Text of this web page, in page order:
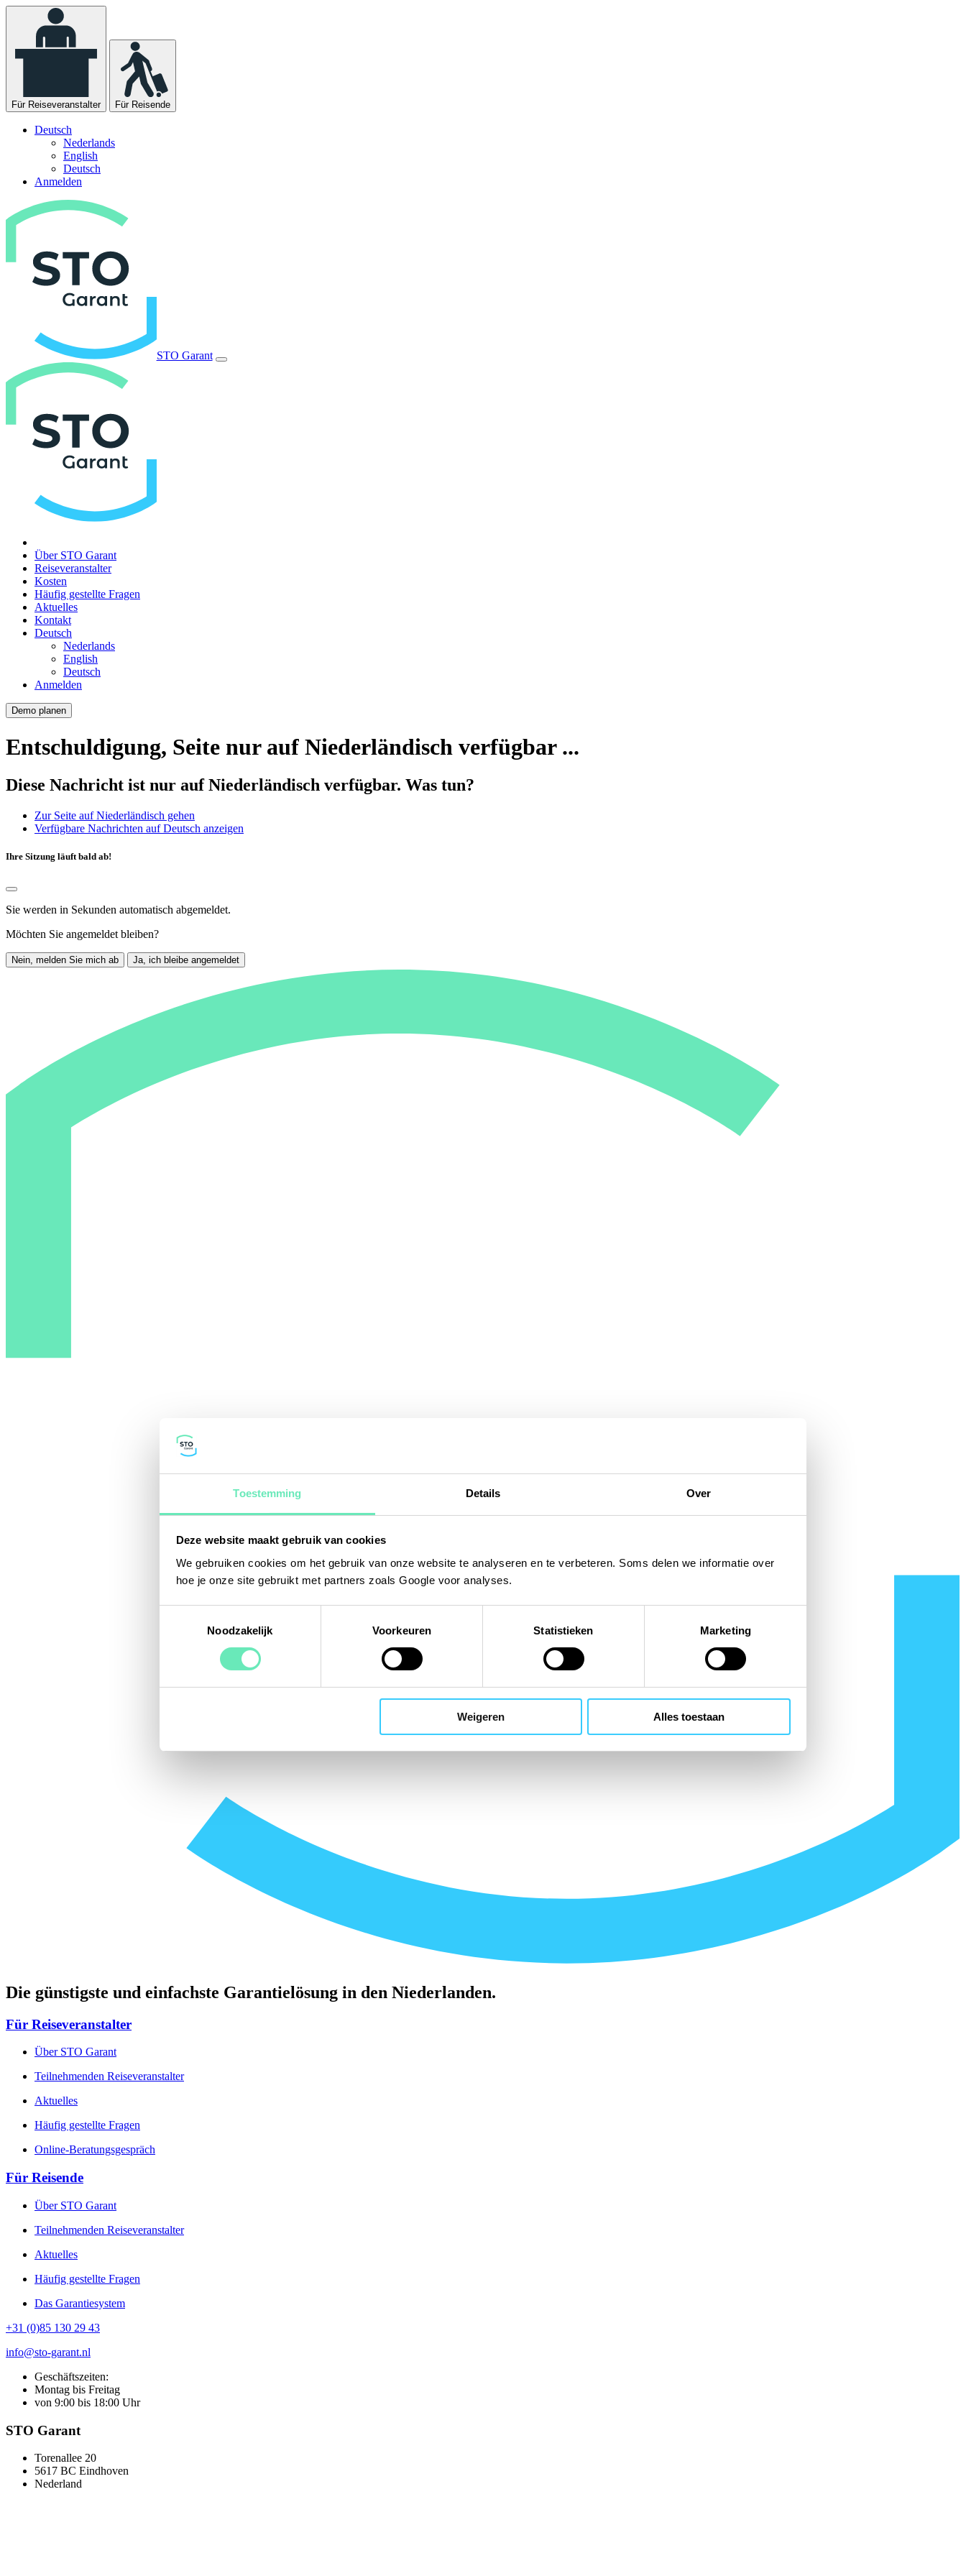
Toestemming Details Over
Deze website maakt gebruik van cookies
We gebruiken cookies om het gebruik van onze website te analyseren en te verbeteren. Soms delen we informatie over
hoe je onze site gebruikt met partners zoals Google voor analyses.
Noodzakelijk
Voorkeuren Statistieken Marketing
Weigeren Alles toestaan
Für Reiseveranstalter Für Reisende
Deutsch
Nederlands
English
Deutsch
Anmelden
STO Garant
Über STO Garant
Reiseveranstalter
Kosten
Häufig gestellte Fragen
Aktuelles
Kontakt
Deutsch
Nederlands
English
Deutsch
Anmelden
Demo planen
Entschuldigung, Seite nur auf Niederländisch verfügbar ...
Diese Nachricht ist nur auf Niederländisch verfügbar. Was tun?
Zur Seite auf Niederländisch gehen
Verfügbare Nachrichten auf Deutsch anzeigen
Ihre Sitzung läuft bald ab!
Sie werden in Sekunden automatisch abgemeldet.
Möchten Sie angemeldet bleiben?
Nein, melden Sie mich ab Ja, ich bleibe angemeldet
Die günstigste und einfachste Garantielösung in den Niederlanden.
Für Reiseveranstalter
Über STO Garant
Teilnehmenden Reiseveranstalter
Aktuelles
Häufig gestellte Fragen
Online-Beratungsgespräch
Für Reisende
Über STO Garant
Teilnehmenden Reiseveranstalter
Aktuelles
Häufig gestellte Fragen
Das Garantiesystem
+31 (0)85 130 29 43
info@sto-garant.nl
Geschäftszeiten:
Montag bis Freitag
von 9:00 bis 18:00 Uhr
STO Garant
Torenallee 20
5617 BC Eindhoven
Nederland